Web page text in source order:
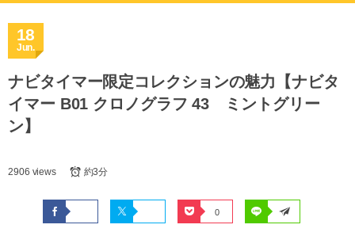
18
Jun.
ナビタイマー限定コレクションの魅力【ナビタ
イマー B01 クロノグラフ 43 ミントグリー
ン】
2906 views 約3分
0